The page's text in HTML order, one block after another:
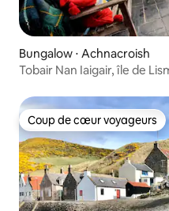
Bungalow ⋅ Achnacroish
Tobair Nan Iaigair, île de
Coup de cœur voyageurs
Coup de cœur voyageurs